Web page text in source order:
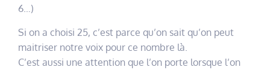
6…)
Si on a choisi 25, c’est parce qu’on sait qu’on peut
maitriser notre voix pour ce nombre là.
C’est aussi une attention que l’on porte lorsque l’on